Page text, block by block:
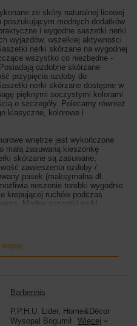
ze skóry naturalnej licowej
modnych dodatków
i wygodne saszetki nerki
wyjazdów, wszelkiej aktywności
nerki skórzane na wygodnej
wszystko co niezbędne -
ozdobne skórzane
przypięcia ozdoby do
nerki skórzane dostępne w
pięknymi soczystymi kolorami
o szczegóły. Polecamy również
klasyczne, kolorowe i
wnętrze jest wykończone
małą zasuwaną kieszonkę
skórzane są zasuwane,
zawieszenia ozdoby /
pasek (maksymalna dł.
noszenie torebki wygodnie
krepującej ruchów podczas
Modne saszetki nerki
więcej
Barberinis
P.P.H.U. Lider, Home&Décor
Wysopal Bogumił
Więcej